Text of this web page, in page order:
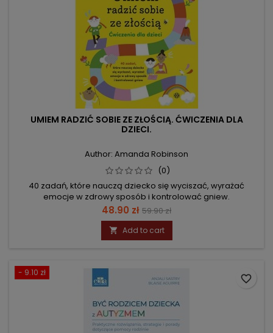
UMIEM RADZIĆ SOBIE ZE ZŁOŚCIĄ. ĆWICZENIA DLA
DZIECI.
Author: Amanda Robinson
(0)
40 zadań, które nauczą dziecko się wyciszać, wyrażać
emocje w zdrowy sposób i kontrolować gniew.
Price
48.90 zł Regular
price
59.90 zł
 Add to cart
- 9.10 zł
favorite_border